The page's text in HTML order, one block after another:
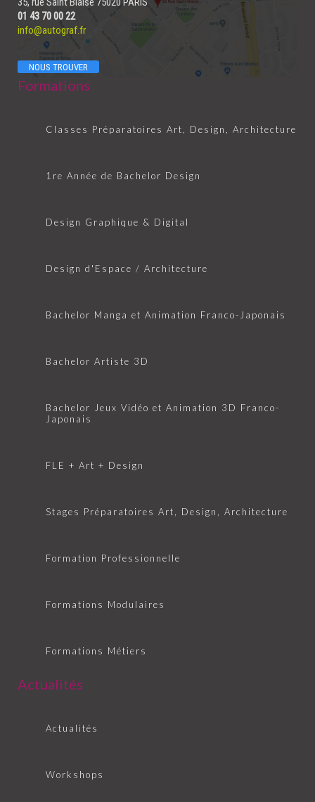
01 43 70 00 22
info@autograf.fr
NOUS TROUVER
Formations
Classes Préparatoires Art, Design, Architecture
1re Année de Bachelor Design
Design Graphique & Digital
Design d'Espace / Architecture
Bachelor Manga et Animation Franco-Japonais
Bachelor Artiste 3D
Bachelor Jeux Vidéo et Animation 3D Franco-
Japonais
FLE + Art + Design
Stages Préparatoires Art, Design, Architecture
Formation Professionnelle
Formations Modulaires
Formations Métiers
Actualités
Actualités
Workshops